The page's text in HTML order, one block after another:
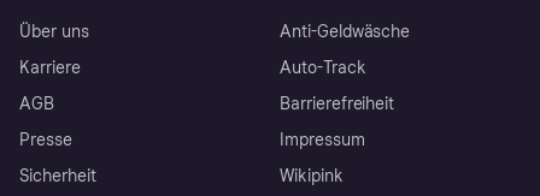
Über uns
Karriere
AGB
Presse
Sicherheit
Anti-Geldwäsche
Auto-Track
Barrierefreiheit
Impressum
Wikipink